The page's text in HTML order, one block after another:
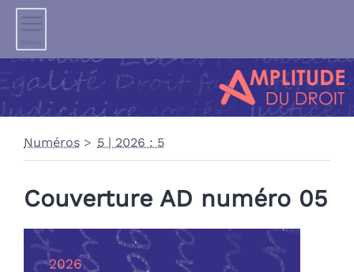
Menu
Numéros 5 | 2026 : 5
Couverture AD numéro 05